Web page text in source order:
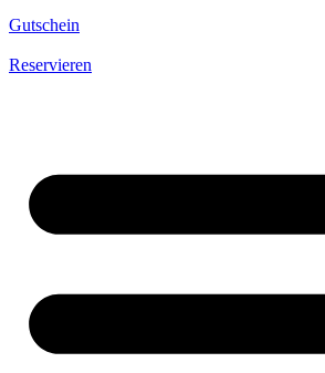
Gutschein
Reservieren